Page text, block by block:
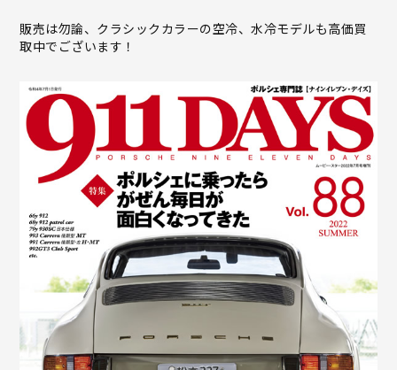
販売は勿論、クラシックカラーの空冷、水冷モデルも高価買
取中でございます！